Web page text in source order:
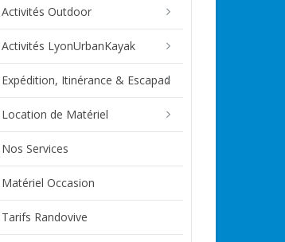
Activités Outdoor
Activités LyonUrbanKayak
Expédition, Itinérance & Escapad
Location de Matériel
Nos Services
Matériel Occasion
Tarifs Randovive